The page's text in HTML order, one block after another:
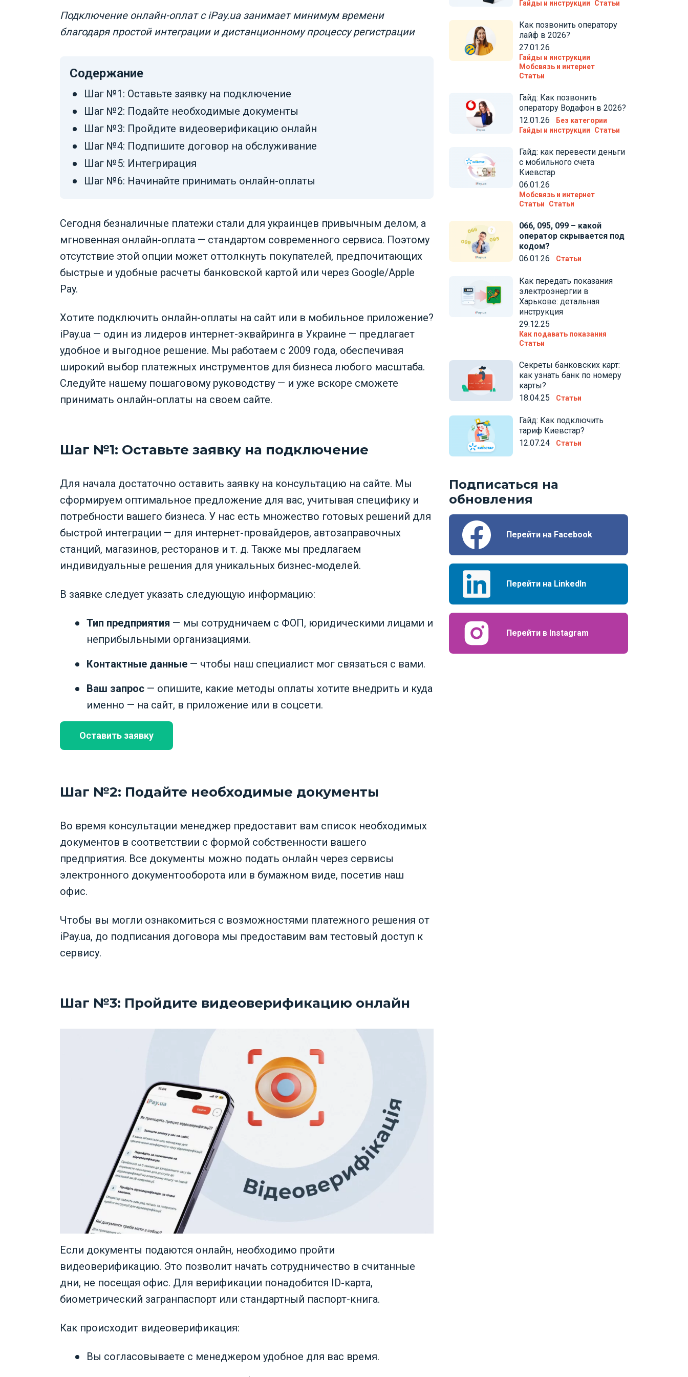
Подключение онлайн-оплат с iPay.ua занимает минимум времени
благодаря простой интеграции и дистанционному процессу регистрации
Содержание
Шаг №1: Оставьте заявку на подключение
Шаг №2: Подайте необходимые документы
Шаг №3: Пройдите видеоверификацию онлайн
Шаг №4: Подпишите договор на обслуживание
Шаг №5: Интегрирация
Шаг №6: Начинайте принимать онлайн-оплаты
Сегодня безналичные платежи стали для украинцев привычным делом, а
мгновенная онлайн-оплата — стандартом современного сервиса. Поэтому
отсутствие этой опции может оттолкнуть покупателей, предпочитающих
быстрые и удобные расчеты банковской картой или через Google/Apple
Pay.
Хотите подключить онлайн-оплаты на сайт или в мобильное приложение?
iPay.ua — один из лидеров интернет-эквайринга в Украине — предлагает
удобное и выгодное решение. Мы работаем с 2009 года, обеспечивая
широкий выбор платежных инструментов для бизнеса любого масштаба.
Следуйте нашему пошаговому руководству — и уже вскоре сможете
принимать онлайн-оплаты на своем сайте.
Шаг №1: Оставьте заявку на подключение
Для начала достаточно оставить заявку на консультацию на сайте. Мы
сформируем оптимальное предложение для вас, учитывая специфику и
потребности вашего бизнеса. У нас есть множество готовых решений для
быстрой интеграции — для интернет-провайдеров, автозаправочных
станций, магазинов, ресторанов и т. д. Также мы предлагаем
индивидуальные решения для уникальных бизнес-моделей.
В заявке следует указать следующую информацию:
Тип предприятия — мы сотрудничаем с ФОП, юридическими лицами и
неприбыльными организациями.
Контактные данные — чтобы наш специалист мог связаться с вами.
Ваш запрос — опишите, какие методы оплаты хотите внедрить и куда
именно — на сайт, в приложение или в соцсети.
Оставить заявку
Шаг №2: Подайте необходимые документы
Во время консультации менеджер предоставит вам список необходимых
документов в соответствии с формой собственности вашего
предприятия. Все документы можно подать онлайн через сервисы
электронного документооборота или в бумажном виде, посетив наш
офис.
Чтобы вы могли ознакомиться с возможностями платежного решения от
iPay.ua, до подписания договора мы предоставим вам тестовый доступ к
сервису.
Шаг №3: Пройдите видеоверификацию онлайн
Если документы подаются онлайн, необходимо пройти
видеоверификацию. Это позволит начать сотрудничество в считанные
дни, не посещая офис. Для верификации понадобится ID-карта,
биометрический загранпаспорт или стандартный паспорт-книга.
Как происходит видеоверификация:
Вы согласовываете с менеджером удобное для вас время.
Гайды и инструкции Статьи
Как позвонить оператору
лайф в 2026?
27.01.26
Гайды и инструкции
Мобсвязь и интернет
Статьи
Гайд: Как позвонить
оператору Водафон в 2026?
12.01.26
Без категории
Гайды и инструкции
Статьи
Гайд: как перевести деньги
с мобильного счета
Киевстар
06.01.26
Мобсвязь и интернет
Статьи
Статьи
066, 095, 099 – какой
оператор скрывается под
кодом?
06.01.26
Статьи
Как передать показания
электроэнергии в
Харькове: детальная
инструкция
29.12.25
Как подавать показания
Статьи
Секреты банковских карт:
как узнать банк по номеру
карты?
18.04.25
Статьи
Гайд: Как подключить
тариф Киевстар?
12.07.24
Статьи
Подписаться на
обновления
Перейти на Facebook
Перейти на LinkedIn
Перейти в Instagram